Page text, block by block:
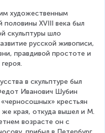
художественным
половины XVIII века был
скульптуры шло
русской живописи,
правдивой простоте и
в скульптуре был
Иванович Шубин
крестьян
же края, откуда вышел и М.
возрасте он с